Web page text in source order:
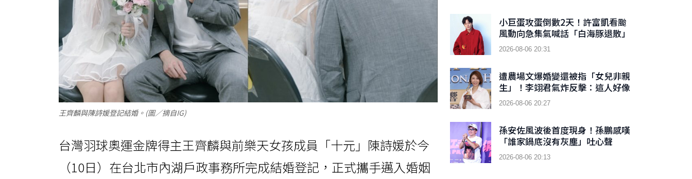
王齊麟與陳詩媛登記結婚。(圖／摘自IG)
台灣羽球奧運金牌得主王齊麟與前樂天女孩成員「十元」陳詩媛於今
（10日）在台北市內湖戶政事務所完成結婚登記，正式攜手邁入婚姻
小巨蛋攻蛋倒數2天！許富凱看颱
風動向急集氣喊話「白海豚退散」
2026-08-06 20:31
遭農場文爆婚變還被指「女兒非親
生」！李翊君氣炸反擊：這人好像
睡在我床底下
2026-08-06 20:27
孫安佐風波後首度現身！孫鵬感嘆
「誰家鍋底沒有灰塵」吐心聲
2026-08-06 20:13